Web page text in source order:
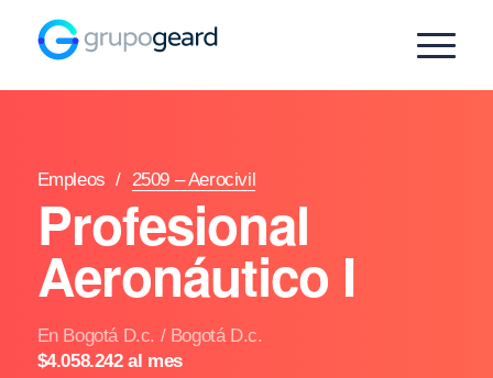
Empleos / 2509 – Aerocivil
Profesional
Aeronáutico I
En Bogotá D.c. / Bogotá D.c.
$4.058.242 al mes